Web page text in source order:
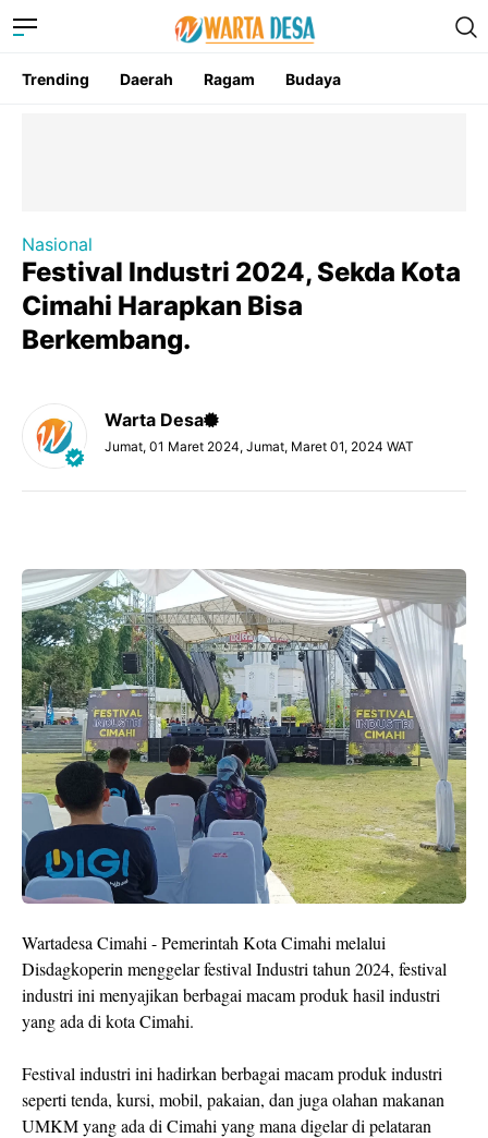
Trending Daerah Ragam Budaya
Nasional
Festival Industri 2024, Sekda Kota
Cimahi Harapkan Bisa
Berkembang.
Warta Desa
Jumat, 01 Maret 2024, Jumat, Maret 01, 2024 WAT
Wartadesa Cimahi - Pemerintah Kota Cimahi melalui
Disdagkoperin menggelar festival Industri tahun 2024, festival
industri ini menyajikan berbagai macam produk hasil industri
yang ada di kota Cimahi.
Festival industri ini hadirkan berbagai macam produk industri
seperti tenda, kursi, mobil, pakaian, dan juga olahan makanan
UMKM yang ada di Cimahi yang mana digelar di pelataran